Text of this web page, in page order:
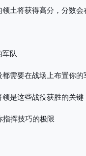
土将获得高分，分数
军队
需要在战场上布置你的
是这些战役获胜的关键
指挥技巧的极限